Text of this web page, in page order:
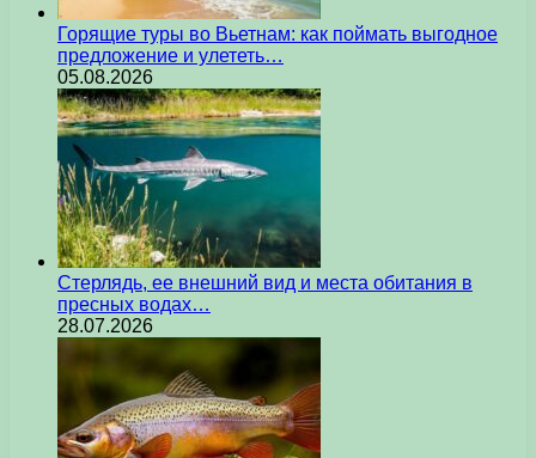
Горящие туры во Вьетнам: как поймать выгодное
предложение и улететь…
05.08.2026
Стерлядь, ее внешний вид и места обитания в
пресных водах…
28.07.2026